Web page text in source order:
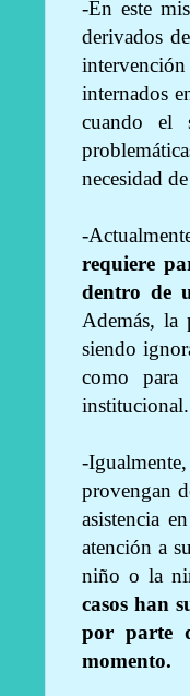
-En este
derivados
intervención
internados
cuando el
necesidad
-
requiere
dentro de
Además, la
siendo
como para
institucional.
-
provengan
asistencia
atención a
niño o la
casos han
por parte
momento.